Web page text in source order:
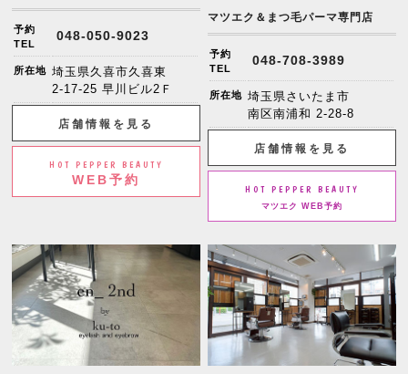
予約
TEL
048-050-9023
所在地 埼玉県久喜市久喜東
2-17-25 早川ビル2Ｆ
店舗情報を見る
HOT PEPPER BEAUTY
WEB予約
マツエク＆まつ毛パーマ専門店
予約
TEL
048-708-3989
所在地 埼玉県さいたま市
南区南浦和 2-28-8
店舗情報を見る
HOT PEPPER BEAUTY
マツエク WEB予約